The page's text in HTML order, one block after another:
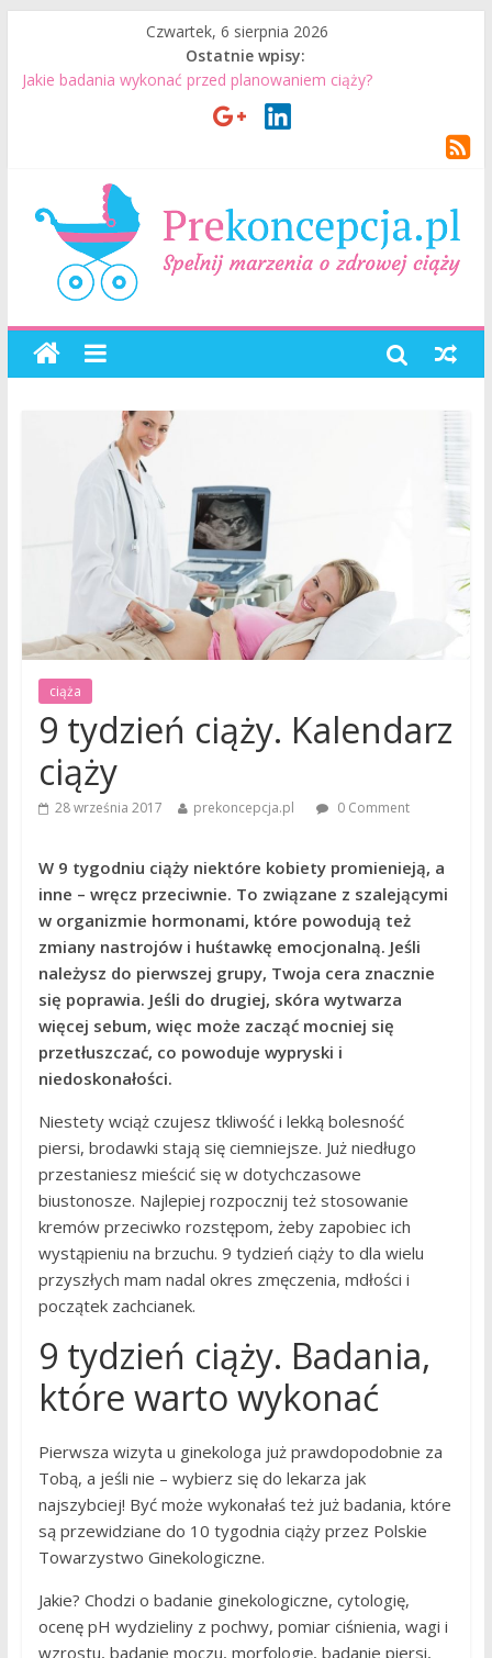
Czwartek, 6 sierpnia 2026
Ostatnie wpisy:
Jakie badania wykonać przed planowaniem ciąży?
Jak mężczyzna może przygotować się do ciąży? 7 rzeczy, które
specjalistą?
Planowanie ciąży. Jak planować ciążę? Jak przygotować się do
ciąża
9 tydzień ciąży. Kalendarz
ciąży
28 września 2017 prekoncepcja.pl 0 Comment
W 9 tygodniu ciąży niektóre kobiety promienieją, a
inne – wręcz przeciwnie. To związane z szalejącymi
w organizmie hormonami, które powodują też
zmiany nastrojów i huśtawkę emocjonalną. Jeśli
należysz do pierwszej grupy, Twoja cera znacznie
się poprawia. Jeśli do drugiej, skóra wytwarza
więcej sebum, więc może zacząć mocniej się
przetłuszczać, co powoduje wypryski i
niedoskonałości.
Niestety wciąż czujesz tkliwość i lekką bolesność
piersi, brodawki stają się ciemniejsze. Już niedługo
przestaniesz mieścić się w dotychczasowe
biustonosze. Najlepiej rozpocznij też stosowanie
kremów przeciwko rozstępom, żeby zapobiec ich
wystąpieniu na brzuchu. 9 tydzień ciąży to dla wielu
przyszłych mam nadal okres zmęczenia, mdłości i
początek zachcianek.
9 tydzień ciąży. Badania,
które warto wykonać
Pierwsza wizyta u ginekologa już prawdopodobnie za
Tobą, a jeśli nie – wybierz się do lekarza jak
najszybciej! Być może wykonałaś też już badania, które
są przewidziane do 10 tygodnia ciąży przez Polskie
Towarzystwo Ginekologiczne.
Jakie? Chodzi o badanie ginekologiczne, cytologię,
ocenę pH wydzieliny z pochwy, pomiar ciśnienia, wagi i
wzrostu, badanie moczu, morfologię, badanie piersi,